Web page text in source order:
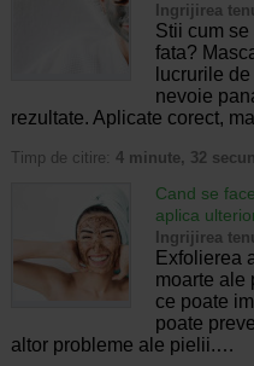
Ingrijirea
Stii cum
fata?
lucrurile
nevoie
rezultate. Aplicate corect,
Timp de citire: 4 minute, 32
Cand se
aplica
Ingrijirea
Exfolierea
moarte ale
ce poate
poate
altor probleme ale pielii.…